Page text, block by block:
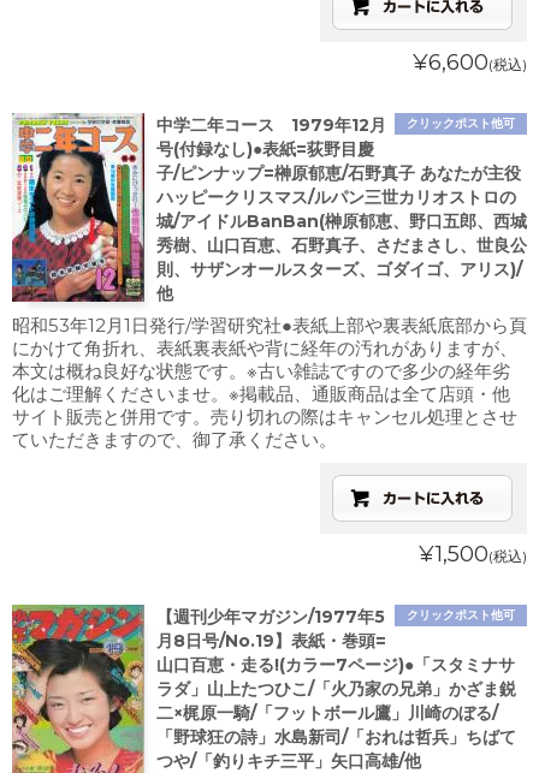
¥6,600(税込)
クリックポスト他可
中学二年コース 1979年12月
号(付録なし)●表紙=荻野目慶
子/ピンナップ=榊原郁恵/石野真子 あなたが主役
ハッピークリスマス/ルパン三世カリオストロの
城/アイドルBanBan(榊原郁恵、野口五郎、西城
秀樹、山口百恵、石野真子、さだまさし、世良公
則、サザンオールスターズ、ゴダイゴ、アリス)/
他
昭和53年12月1日発行/学習研究社●表紙上部や裏表紙底部から頁
にかけて角折れ、表紙裏表紙や背に経年の汚れがありますが、
本文は概ね良好な状態です。※古い雑誌ですので多少の経年劣
化はご理解くださいませ。※掲載品、通販商品は全て店頭・他
サイト販売と併用です。売り切れの際はキャンセル処理とさせ
ていただきますので、御了承ください。
¥1,500(税込)
クリックポスト他可
【週刊少年マガジン/1977年5
月8日号/No.19】表紙・巻頭=
山口百恵・走る!(カラー7ページ)●「スタミナサ
ラダ」山上たつひこ/「火乃家の兄弟」かざま鋭
二×梶原一騎/「フットボール鷹」川崎のぼる/
「野球狂の詩」水島新司/「おれは哲兵」ちばて
つや/「釣りキチ三平」矢口高雄/他